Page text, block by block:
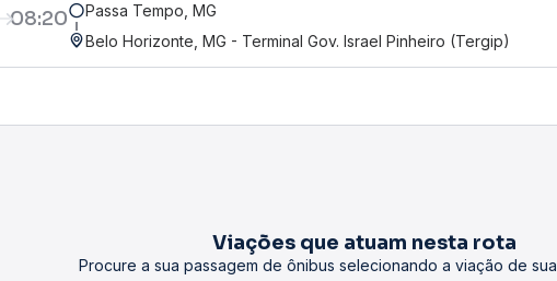
08:20
Passa Tempo, MG
Belo Horizonte, MG - Terminal Gov. Israel Pinheiro (Tergip)
Viações que atuam nesta rota
Procure a sua passagem de ônibus selecionando a viação de